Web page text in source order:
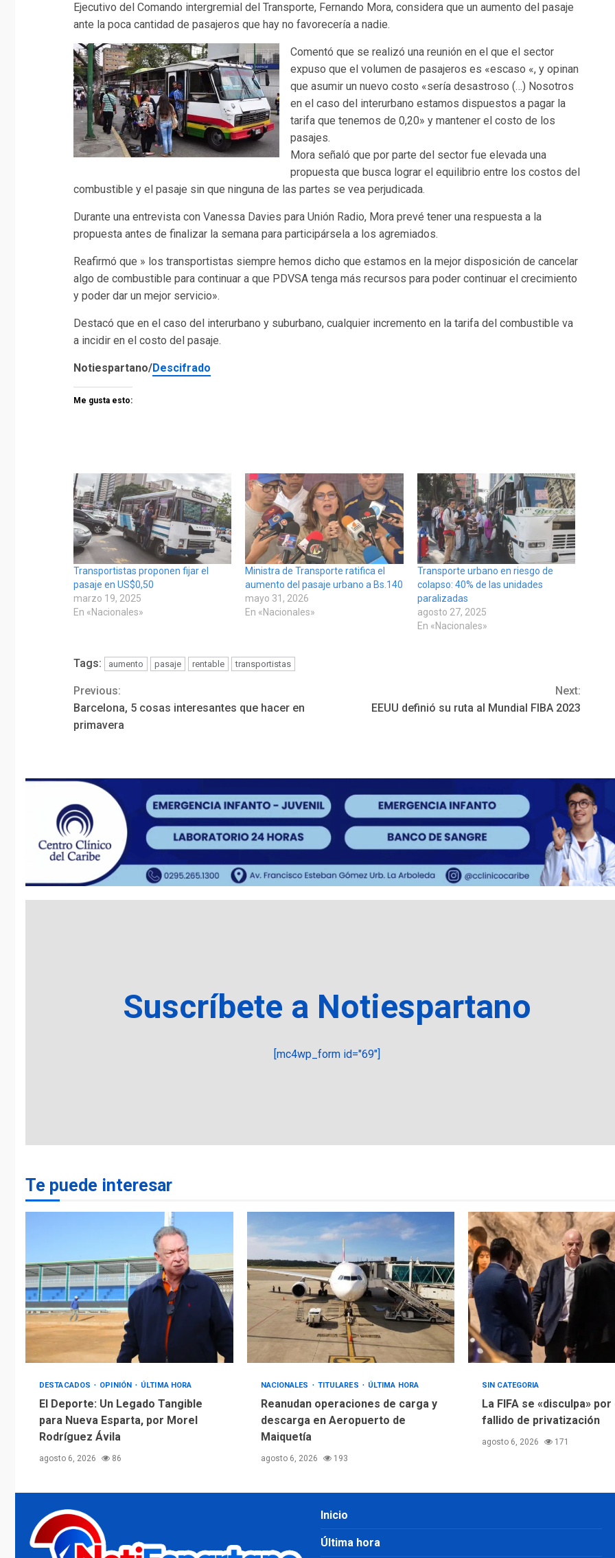
Ejecutivo del Comando intergremial del Transporte, Fernando Mora, considera que un aumento del pasaje
ante la poca cantidad de pasajeros que hay no favorecería a nadie.
Comentó que se realizó una reunión en el que el sector
expuso que el volumen de pasajeros es «escaso «, y opinan
que asumir un nuevo costo «sería desastroso (…) Nosotros
en el caso del interurbano estamos dispuestos a pagar la
tarifa que tenemos de 0,20» y mantener el costo de los
pasajes.
Mora señaló que por parte del sector fue elevada una
propuesta que busca lograr el equilibrio entre los costos del
combustible y el pasaje sin que ninguna de las partes se vea perjudicada.
Durante una entrevista con Vanessa Davies para Unión Radio, Mora prevé tener una respuesta a la
propuesta antes de finalizar la semana para participársela a los agremiados.
Reafirmó que » los transportistas siempre hemos dicho que estamos en la mejor disposición de cancelar
algo de combustible para continuar a que PDVSA tenga más recursos para poder continuar el crecimiento
y poder dar un mejor servicio».
Destacó que en el caso del interurbano y suburbano, cualquier incremento en la tarifa del combustible va
a incidir en el costo del pasaje.
Notiespartano/Descifrado
Me gusta esto:
Transportistas proponen fijar el
pasaje en US$0,50
marzo 19, 2025
En «Nacionales»
Ministra de Transporte ratifica el
aumento del pasaje urbano a Bs.140
mayo 31, 2026
En «Nacionales»
Transporte urbano en riesgo de
colapso: 40% de las unidades
paralizadas
agosto 27, 2025
En «Nacionales»
Tags: aumento pasaje rentable transportistas
Continue
Reading
Previous:
Barcelona, 5 cosas interesantes que hacer en
primavera
Next:
EEUU definió su ruta al Mundial FIBA 2023
Suscríbete a Notiespartano
[mc4wp_form id="69"]
Te puede interesar
DESTACADOS OPINIÓN ÚLTIMA HORA
El Deporte: Un Legado Tangible
para Nueva Esparta, por Morel
Rodríguez Ávila
agosto 6, 2026 86
NACIONALES TITULARES ÚLTIMA HORA
Reanudan operaciones de carga y
descarga en Aeropuerto de
Maiquetía
agosto 6, 2026 193
SIN CATEGORIA
La FIFA se «disculpa»
fallido de privatización
agosto 6, 2026 171
Inicio
Última hora